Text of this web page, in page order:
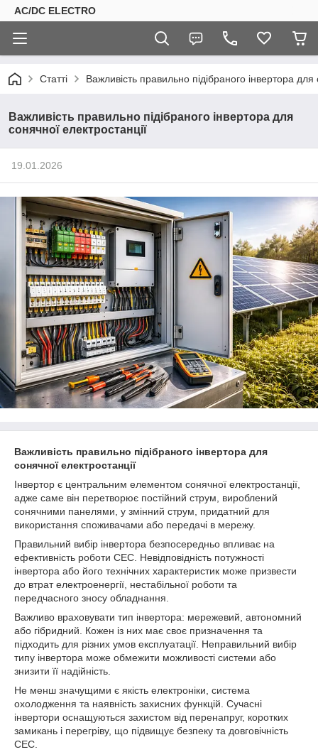
AC/DC ELECTRO
Статті Важливість правильно підібраного інвертора для
Важливість правильно підібраного інвертора для
сонячної електростанції
19.01.2026
Важливість правильно підібраного інвертора для
сонячної електростанції
Інвертор є центральним елементом сонячної електростанції,
адже саме він перетворює постійний струм, вироблений
сонячними панелями, у змінний струм, придатний для
використання споживачами або передачі в мережу.
Правильний вибір інвертора безпосередньо впливає на
ефективність роботи СЕС. Невідповідність потужності
інвертора або його технічних характеристик може призвести
до втрат електроенергії, нестабільної роботи та
передчасного зносу обладнання.
Важливо враховувати тип інвертора: мережевий, автономний
або гібридний. Кожен із них має своє призначення та
підходить для різних умов експлуатації. Неправильний вибір
типу інвертора може обмежити можливості системи або
знизити її надійність.
Не менш значущими є якість електроніки, система
охолодження та наявність захисних функцій. Сучасні
інвертори оснащуються захистом від перенапруг, коротких
замикань і перегріву, що підвищує безпеку та довговічність
СЕС.